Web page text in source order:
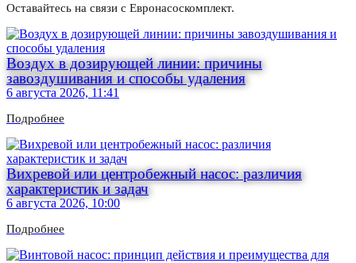
Оставайтесь на связи с Евронасоскомплект.
Воздух в дозирующей линии: причины
завоздушивания и способы удаления
6 августа 2026, 11:41
Подробнее
Вихревой или центробежный насос: различия
характеристик и задач
6 августа 2026, 10:00
Подробнее